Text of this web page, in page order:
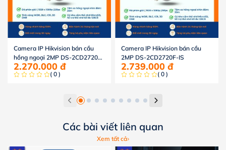
Camera IP Hikvision bán cầu
hồng ngoại 2MP DS-2CD2720F-
I2.270.000 đ
( 0 )
Camera IP Hikvision bán cầu
2MP DS-2CD2720F-IS
2.739.000 đ
( 0 )
Các bài viết liên quan
Xem tất cả